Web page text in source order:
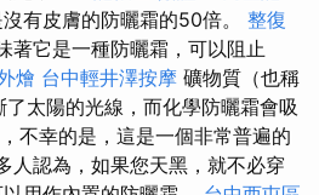
有皮膚的防曬霜的50倍。 整復
著它是一種防曬霜，可以阻止
燴 台中輕井澤按摩 礦物質（也稱
太陽的光線，而化學防曬霜會吸
不幸的是，這是一個非常普遍的
人認為，如果您天黑，就不必穿